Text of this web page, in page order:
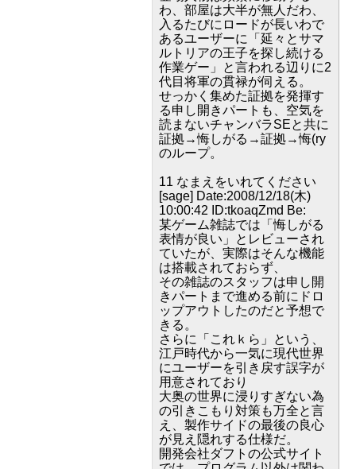
わ、部屋は大半が無人だわ、
入るたびにロードが長いわで
あるユーザーに「延々とサマ
ルトリアの王子を探し続ける
作業ゲー」と言われる辺りに2
代目将軍の貫禄が伺える。
せっかく集めた証拠を発揮す
る申し開きパートも、空気を
読まないチャンバラSEと共に
証拠→悔しがる→証拠→悔(ry
のループ。
11 なまえをいれてください
[sage] Date:2008/12/18(木)
10:00:42 ID:tkoaqZmd Be:
某ゲーム雑誌では「悔しがる
表情が良い」とレビューされ
ていたが、実際はそんな機能
は搭載されておらず、
その雑誌のスタッフは申し開
きパートまで進める前にドロ
ップアウトしたのだと予想で
きる。
さらに「これｋら」という、
江戸時代から一気に現代世界
にユーザーを引き戻す誤字が
用意されており
大奥の世界に浸りすぎない為
の引きこもり対策も万全と言
え、製作サイドの最後の良心
が見え隠れする仕様だ。
開発会社ダフトの公式サイト